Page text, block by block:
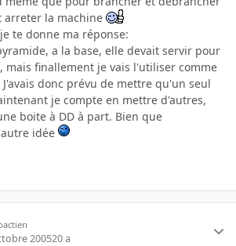
arreter la machine
te donne ma réponse:
a la base, elle devait servir pour
mais finallement je vais l'utiliser comme
donc prévu de mettre qu'un seul
je compte en mettre d'autres,
boite à DD à part. Bien que
idée
200520 a